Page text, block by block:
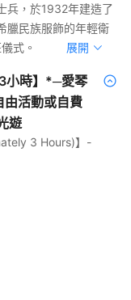
兵，於1932年建造了
臘民族服飾的年輕衛
式。
展開
小時】*─愛琴
由活動或自費
遊
3 Hours)】-